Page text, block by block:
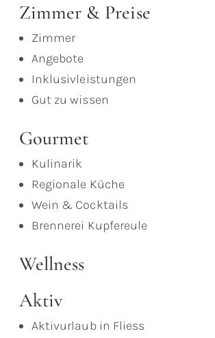
Zimmer & Preise
Zimmer
Angebote
Inklusivleistungen
Gut zu wissen
Gourmet
Kulinarik
Regionale Küche
Wein & Cocktails
Brennerei Kupfereule
Wellness
Aktiv
Aktivurlaub in Fliess